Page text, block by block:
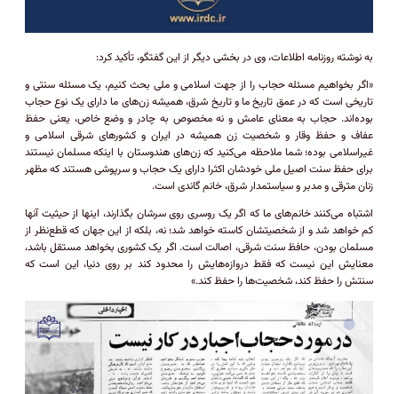
به نوشته روزنامه اطلاعات، وی در بخشی دیگر از این گفتگو، تأکید کرد:
«اگر بخواهیم مسئله حجاب را از جهت اسلامی و ملی بحث کنیم، یک‌ مسئله سنتی و
تاریخی است که در عمق تاریخ ما و تاریخ شرق، همیشه زن‌های ما دارای یک نوع حجاب
بوده‌اند. حجاب به معنای عامش و نه مخصوص به چادر و وضع خاص، یعنی حفظ
عفاف و حفظ وقار و شخصیت زن همیشه در ایران و کشورهای شرقی اسلامی و
غیراسلامی بوده؛ شما ملاحظه می‌کنید که زن‌های هندوستان با اینکه مسلمان نیستند
برای حفظ سنت اصیل ملی خودشان اکثرا دارای یک حجاب و سرپوشی هستند که مظهر
زنان مترقی و مدبر و سیاستمدار شرق، خانم گاندی است.
اشتباه می‌کنند خانم‌های ما که اگر یک روسری روی سرشان بگذارند، اینها از حیثیت آنها
کم خواهد شد و از شخصیتشان کاسته خواهد شد؛ نه، بلکه از این جهان که قطع‌نظر از
مسلمان بودن، حافظ سنت شرقی، اصالت است. اگر یک کشوری بخواهد مستقل باشد،
معنایش این نیست که فقط دروازه‌هایش را محدود کند بر روی دنیا، این است که
سنتش را حفظ کند، شخصیت‌ها را حفظ کند.»